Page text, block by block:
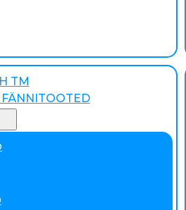
TM